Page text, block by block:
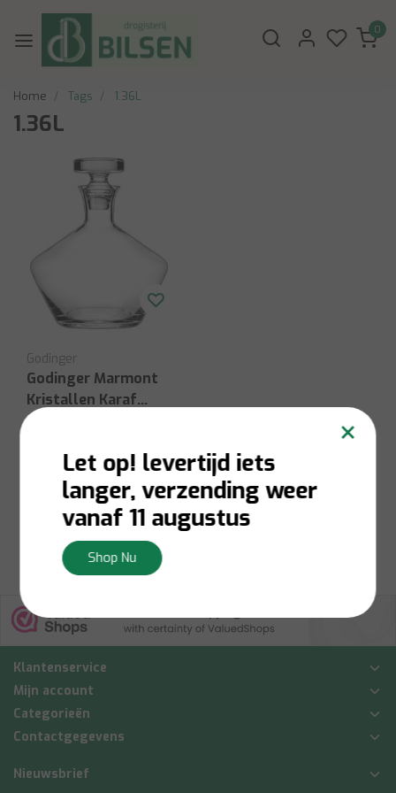
0
Home Tags 1.36L
1.36L
Godinger
Godinger Marmont
Kristallen Karaf
1.36L
Niet op voorraad:
Contacteer ons voor
voorraadbeschikbaarheid
Bekijken
Klantenservice
Mijn account
Categorieën
Contactgegevens
Nieuwsbrief
×
Let op! levertijd iets
langer, verzending weer
vanaf 11 augustus
Shop Nu